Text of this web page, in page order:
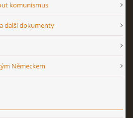
komunismus
další dokumenty
Německem